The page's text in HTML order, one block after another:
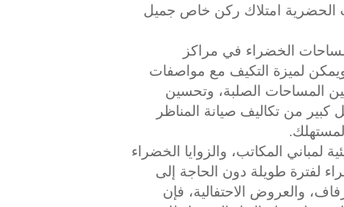
الحضرية امتلاك ركن خاص جميل
الخضراء في مراكز
لميزة التكيف مع مواصفات
المساحات الصلبة، وتحسين
كبير من تكاليف صيانة المناظر
لمباني المكاتب، والزوايا الخضراء
لفترة طويلة دون الحاجة إلى
والعروض الاحتفالية، فإن